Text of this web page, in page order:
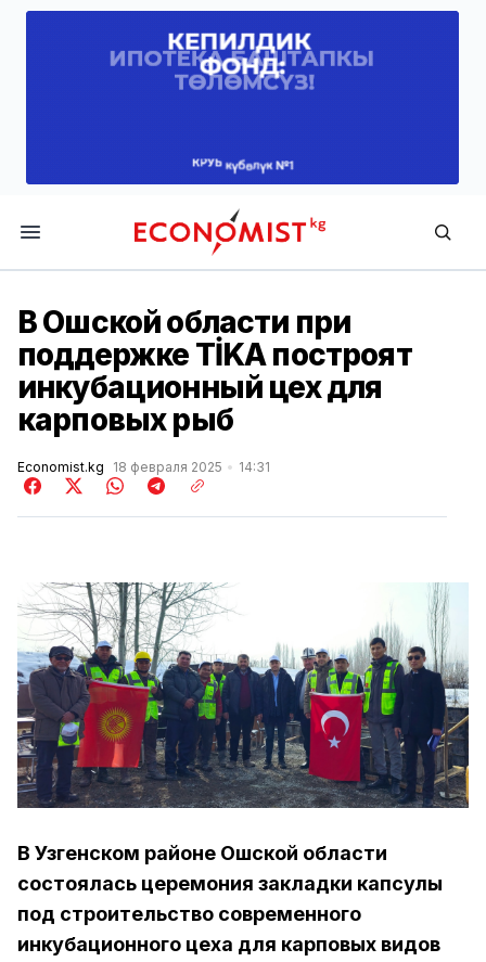
Economist.kg
В Ошской области при
поддержке TİKA построят
инкубационный цех для
карповых рыб
Economist.kg 18 февраля 2025 14:31
В Узгенском районе Ошской области
состоялась церемония закладки капсулы
под строительство современного
инкубационного цеха для карповых видов